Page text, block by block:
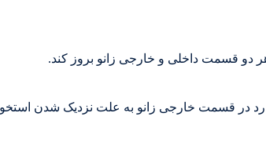
دو قسمت داخلی و خارجی زانو بروز کند.
در قسمت خارجی زانو به علت نزدیک شدن